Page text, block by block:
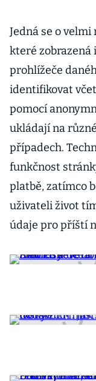
Jedná se o
které zobrazená
prohlížeče
identifikovat
pomocí
ukládají na
případech.
funkčnost
platbě, zatímco
uživateli život
údaje pro příští